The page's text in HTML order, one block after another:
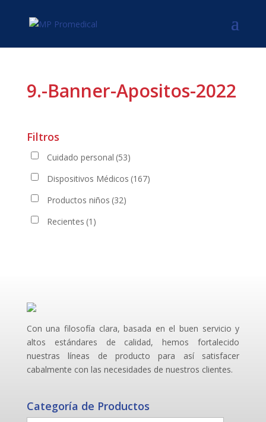
9.-Banner-Apositos-2022
Filtros
Cuidado personal (53)
Dispositivos Médicos (167)
Productos niños (32)
Recientes (1)
Con una filosofía clara, basada en el buen servicio y
altos estándares de calidad, hemos fortalecido
nuestras líneas de producto para así satisfacer
cabalmente con las necesidades de nuestros clientes.
Categoría de Productos